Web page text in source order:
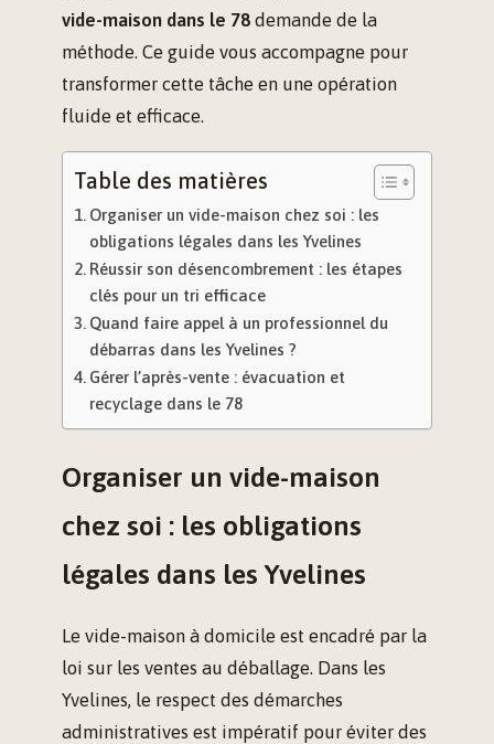
vide-maison dans le 78 demande de la
méthode. Ce guide vous accompagne pour
transformer cette tâche en une opération
fluide et efficace.
Table des matières
Organiser un vide-maison chez soi : les
obligations légales dans les Yvelines
Réussir son désencombrement : les étapes
clés pour un tri efficace
Quand faire appel à un professionnel du
débarras dans les Yvelines ?
Gérer l’après-vente : évacuation et
recyclage dans le 78
Organiser un vide-maison
chez soi : les obligations
légales dans les Yvelines
Le vide-maison à domicile est encadré par la
loi sur les ventes au déballage. Dans les
Yvelines, le respect des démarches
administratives est impératif pour éviter des